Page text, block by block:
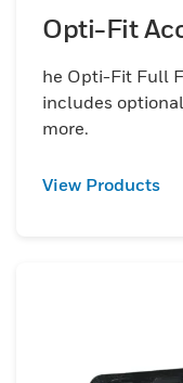
ajuste da
riscos
Opti-Fit
he Opti-Fit Full
includes
more.
View Products